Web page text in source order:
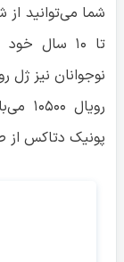
تا ۱۰ سال
پونیک دتاکس از